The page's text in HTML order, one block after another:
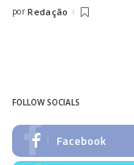
Posted
por Redação
FOLLOW SOCIALS
Facebook